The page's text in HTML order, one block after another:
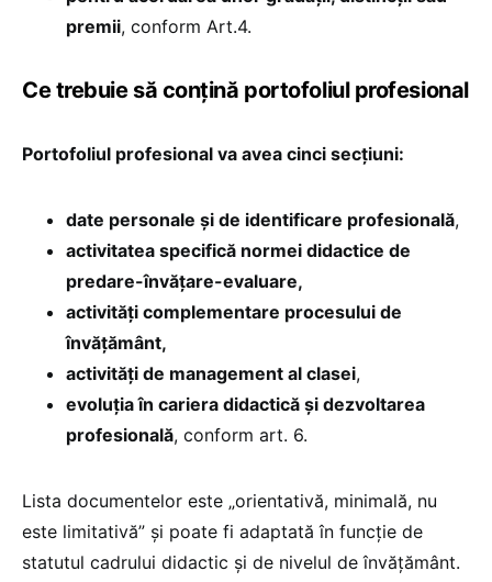
premii, conform Art.4.
Ce trebuie să conțină portofoliul profesional
Portofoliul profesional va avea cinci secțiuni:
date personale și de identificare profesională,
activitatea specifică normei didactice de
predare-învățare-evaluare,
activități complementare procesului de
învățământ,
activități de management al clasei,
evoluția în cariera didactică și dezvoltarea
profesională, conform art. 6.
Lista documentelor este „orientativă, minimală, nu
este limitativă” și poate fi adaptată în funcție de
statutul cadrului didactic și de nivelul de învățământ.